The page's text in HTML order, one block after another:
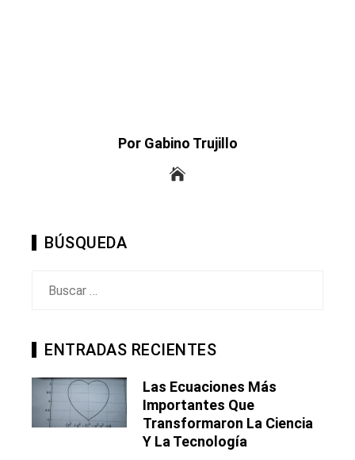
Por Gabino Trujillo
BÚSQUEDA
ENTRADAS RECIENTES
Las Ecuaciones Más
Importantes Que
Transformaron La Ciencia
Y La Tecnología